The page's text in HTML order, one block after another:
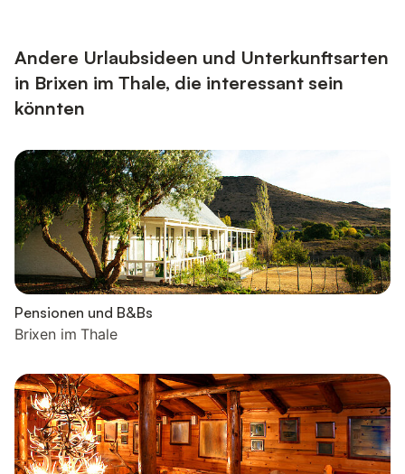
über...
Andere Urlaubsideen und Unterkunftsarten
in Brixen im Thale, die interessant sein
könnten
Pensionen und B&Bs
Brixen im Thale